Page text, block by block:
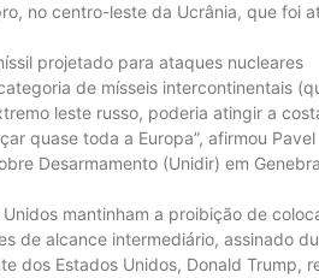
no centro-leste da Ucrânia, que foi
projetado para ataques nucleares
de mísseis intercontinentais
leste russo, poderia atingir a
quase toda a Europa”, afirmou
Desarmamento (Unidir) em
mantinham a proibição de
de alcance intermediário, assinado
dos Estados Unidos, Donald Trump,